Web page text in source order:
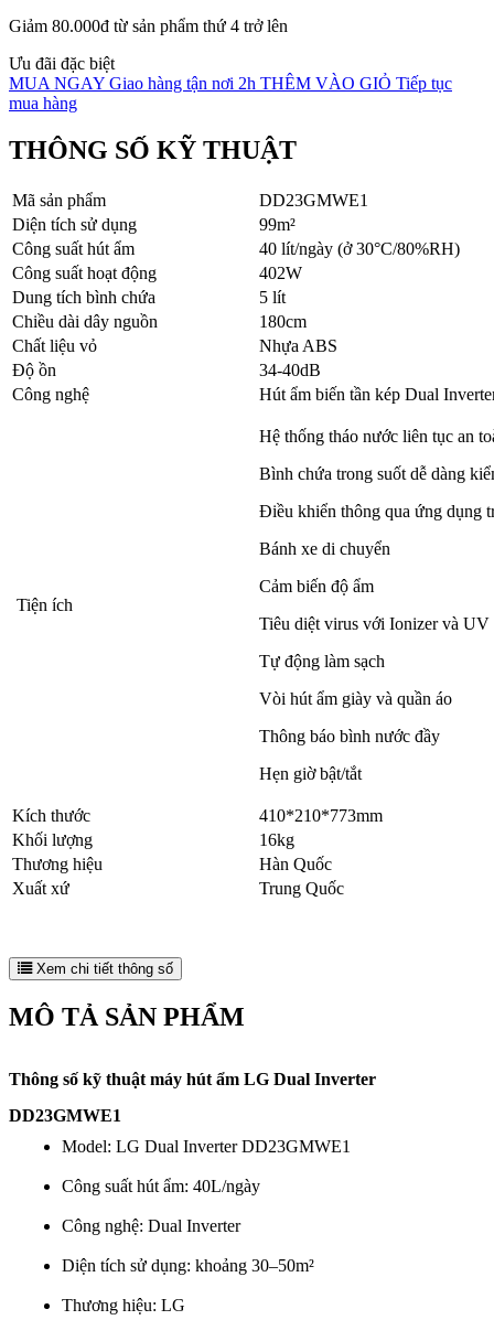
Giảm 80.000đ từ sản phẩm thứ 4 trở lên
Ưu đãi đặc biệt
MUA NGAY Giao hàng tận nơi 2h THÊM VÀO GIỎ Tiếp tục
mua hàng
THÔNG SỐ KỸ THUẬT
Mã sản phẩm
DD23GMWE1
Diện tích sử dụng
99m²
Công suất hút ẩm
40 lít/ngày (ở 30°C/80%RH)
Công suất hoạt động
402W
Dung tích bình chứa
5 lít
Chiều dài dây nguồn
180cm
Chất liệu vỏ
Nhựa ABS
Độ ồn
34-40dB
Công nghệ
Hút ẩm biến tần kép Dual
Tiện ích
Hệ thống tháo nước liên tục an
Bình chứa trong suốt dễ dàng
Điều khiển thông qua ứng dụng
Bánh xe di chuyển
Cảm biến độ ẩm
Tiêu diệt virus với Ionizer và UV
Tự động làm sạch
Vòi hút ẩm giày và quần áo
Thông báo bình nước đầy
Hẹn giờ bật/tắt
Kích thước
410*210*773mm
Khối lượng
16kg
Thương hiệu
Hàn Quốc
Xuất xứ
Trung Quốc
Xem chi tiết thông số
MÔ TẢ SẢN PHẨM
Thông số kỹ thuật máy hút ẩm LG Dual Inverter
DD23GMWE1
Model: LG Dual Inverter DD23GMWE1
Công suất hút ẩm: 40L/ngày
Công nghệ: Dual Inverter
Diện tích sử dụng: khoảng 30–50m²
Thương hiệu: LG